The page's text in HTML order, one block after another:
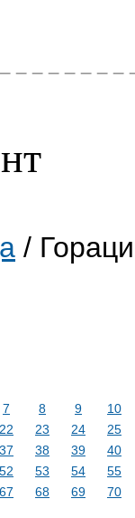
/
7 8 9
10
22 23 24
25
37 38 39
40
52 53 54
55
67 68 69
70